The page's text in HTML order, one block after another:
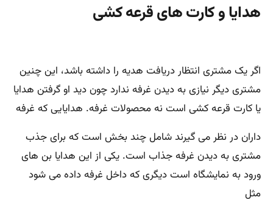
هدایا و کارت های قرعه کشی
اگر یک مشتری انتظار دریافت هدیه را داشته باشد، این چنین
مشتری دیگر نیازی به دیدن غرفه ندارد چون دید او گرفتن هدایا
یا کارت قرعه کشی است نه محصولات غرفه. هدایایی که غرفه
داران در نظر می گیرند شامل چند بخش است که برای جذب
مشتری به دیدن غرفه جذاب است. یکی از این هدایا بن های
ورود به نمایشگاه است دیگری که داخل غرفه داده می شود
مثل